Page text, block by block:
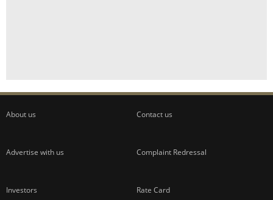
About us Contact us
Advertise with us Complaint Redressal
Investors Rate Card